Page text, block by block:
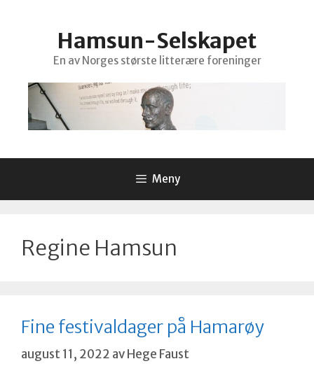
Hamsun-Selskapet
En av Norges største litterære foreninger
Meny
Regine Hamsun
Fine festivaldager på Hamarøy
august 11, 2022 avHege Faust